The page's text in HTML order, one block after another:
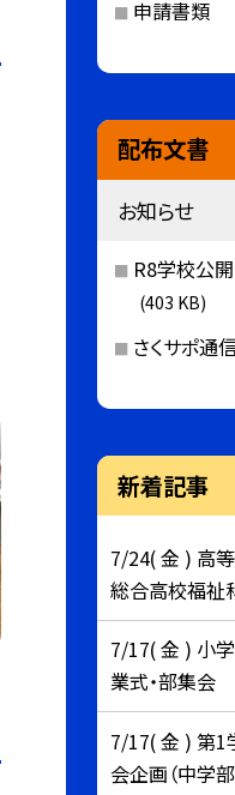
申請書類
配布文書
お知らせ
R8学校公
(403 KB)
さくサポ通
新着記事
7/24( 金 ) 高
総合高校福祉
7/17( 金 ) 小
業式・部集会
7/17( 金 ) 第1
会企画（中学部